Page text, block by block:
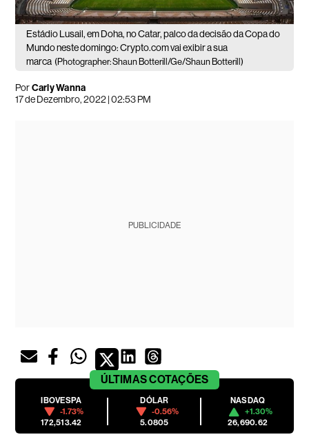
Estádio Lusail, em Doha, no Catar, palco da decisão da Copa do
Mundo neste domingo: Crypto.com vai exibir a sua
marca (Photographer: Shaun Botterill/Ge/Shaun Botterill)
PorCarly Wanna
17 de Dezembro, 2022 | 02:53 PM
PUBLICIDADE
ÚLTIMASCOTAÇÕES
IBOVESPA
-1.73%
172,513.42
DÓLAR
-0.56%
5.0805
NASDAQ
+1.30%
26,690.62